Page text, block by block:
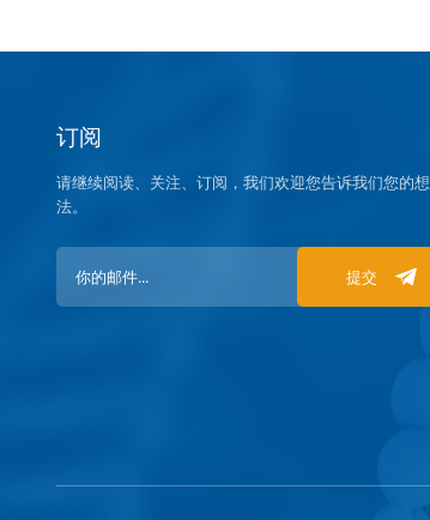
订阅
请继续阅读、关注、订阅，我们欢迎您告诉我们您的想
法。
提交